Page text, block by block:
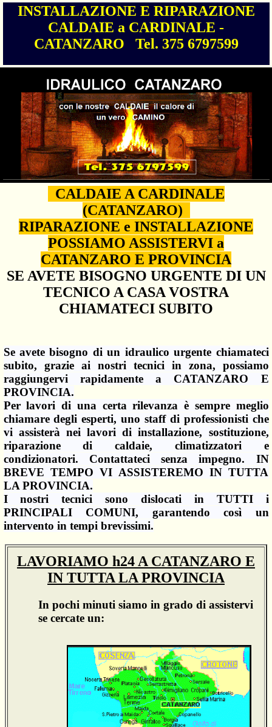
INSTALLAZIONE E RIPARAZIONE
CALDAIE a CARDINALE -
CATANZARO Tel. 375 6797599
CALDAIE A CARDINALE
(CATANZARO)
RIPARAZIONE e INSTALLAZIONE
POSSIAMO ASSISTERVI a
CATANZARO E PROVINCIA
SE AVETE BISOGNO URGENTE DI UN
TECNICO A CASA VOSTRA
CHIAMATECI SUBITO
Se avete bisogno di un idraulico urgente chiamateci
subito, grazie ai nostri tecnici in zona, possiamo
raggiungervi rapidamente a CATANZARO E
PROVINCIA.
Per lavori di una certa rilevanza è sempre meglio
chiamare degli esperti, uno staff di professionisti che
vi assisterà nei lavori di installazione, sostituzione,
riparazione di caldaie, climatizzatori e
condizionatori. Contattateci senza impegno. IN
BREVE TEMPO VI ASSISTEREMO IN TUTTA
LA PROVINCIA.
I nostri tecnici sono dislocati in TUTTI i
PRINCIPALI COMUNI, garantendo così un
intervento in tempi brevissimi.
LAVORIAMO h24 A CATANZARO E
IN TUTTA LA PROVINCIA
In pochi minuti siamo in grado di assistervi
se cercate un: